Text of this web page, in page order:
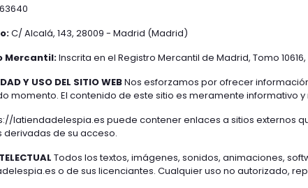
C/ Alcalá, 143, 28009 - Madrid (Madrid)
Mercantil:Inscrita en el Registro Mercantil de Madrid, Tomo
Y USO DEL SITIO WEBNos esforzamos por ofrecer
momento. El contenido de este sitio es meramente informativo
latiendadelespia.es puede contener enlaces a sitios externos
de su acceso.
Todos los textos, imágenes, sonidos, animaciones,
o de sus licenciantes. Cualquier uso no autorizado,